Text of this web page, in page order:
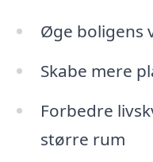
Øge boligens
Skabe mere
Forbedre
større rum